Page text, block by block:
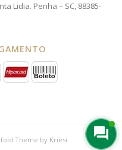
Lidia. Penha – SC, 88385-
Theme by Kriesi